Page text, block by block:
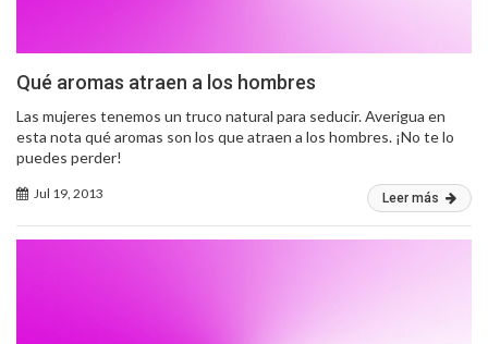
Qué aromas atraen a los hombres
Las mujeres tenemos un truco natural para seducir. Averigua en
esta nota qué aromas son los que atraen a los hombres. ¡No te lo
puedes perder!
Jul 19, 2013 Leer más